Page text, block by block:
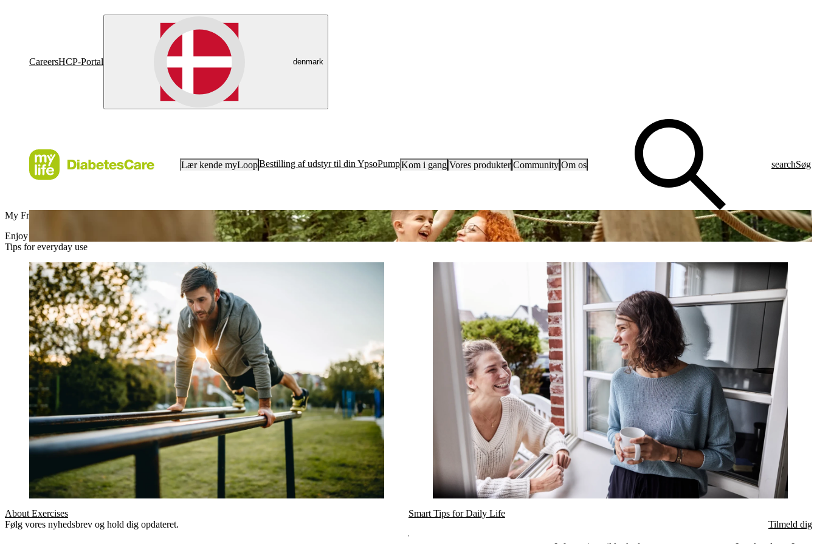
CareersHCP-Portal denmark
Lær kende myLoopBestilling af udstyr til din YpsoPumpKom i gang Vores produkter Community Om os searchSøg
My Freedom, mylife
Enjoy life without limits with mylife Loop.
Tips for everyday use
About Exercises
Smart Tips for Daily Life
Følg vores nyhedsbrev og hold dig opdateret.
Tilmeld dig